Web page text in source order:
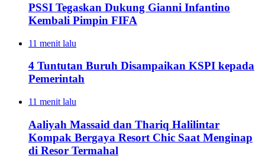
PSSI Tegaskan Dukung Gianni Infantino
Kembali Pimpin FIFA
11 menit lalu
4 Tuntutan Buruh Disampaikan KSPI kepada
Pemerintah
11 menit lalu
Aaliyah Massaid dan Thariq Halilintar
Kompak Bergaya Resort Chic Saat Menginap
di Resor Termahal